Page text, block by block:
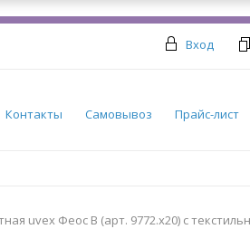
Вход
Контакты Самовывоз Прайс-лист
uvex Феос B (арт. 9772.x20) с